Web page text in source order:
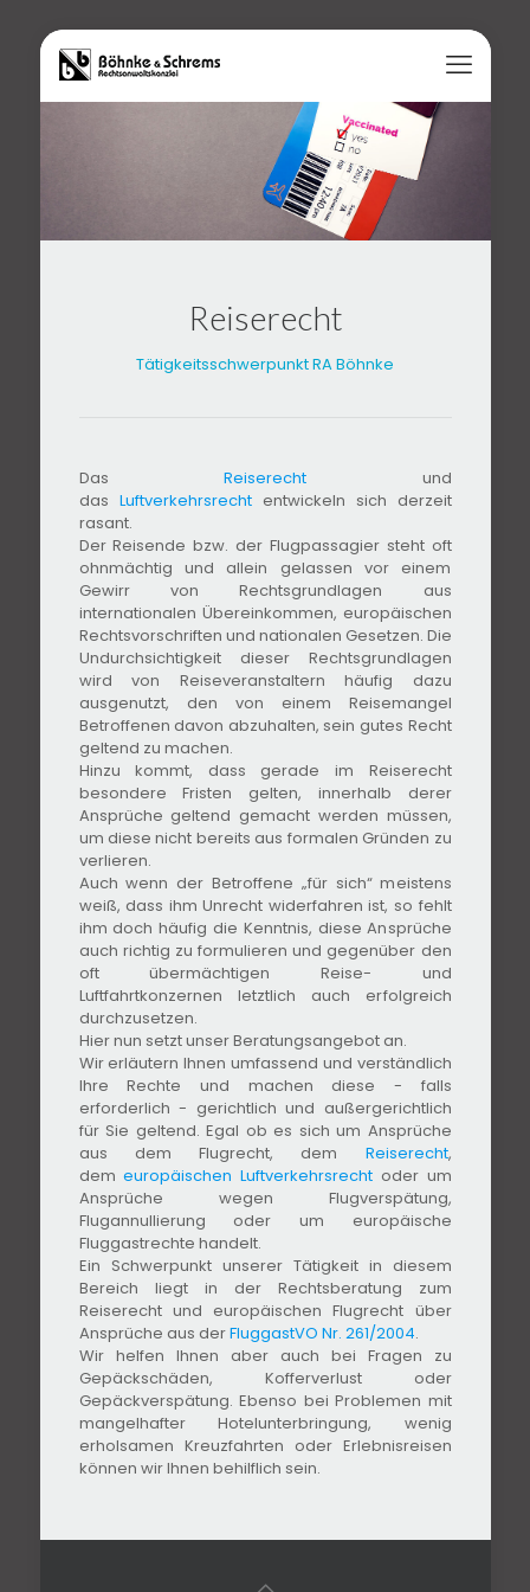
Reiserecht
Tätigkeitsschwerpunkt RA Böhnke
Das Reiserecht und
das Luftverkehrsrechtentwickeln sich derzeit
rasant.
Der Reisende bzw. der Flugpassagier steht oft
ohnmächtig und allein gelassen vor einem
Gewirr von Rechtsgrundlagen aus
internationalen Übereinkommen, europäischen
Rechtsvorschriften und nationalen Gesetzen. Die
Undurchsichtigkeit dieser Rechtsgrundlagen
wird von Reiseveranstaltern häufig dazu
ausgenutzt, den von einem Reisemangel
Betroffenen davon abzuhalten, sein gutes Recht
geltend zu machen.
Hinzu kommt, dass gerade im Reiserecht
besondere Fristen gelten, innerhalb derer
Ansprüche geltend gemacht werden müssen,
um diese nicht bereits aus formalen Gründen zu
verlieren.
Auch wenn der Betroffene „für sich“ meistens
weiß, dass ihm Unrecht widerfahren ist, so fehlt
ihm doch häufig die Kenntnis, diese Ansprüche
auch richtig zu formulieren und gegenüber den
oft übermächtigen Reise- und
Luftfahrtkonzernen letztlich auch erfolgreich
durchzusetzen.
Hier nun setzt unser Beratungsangebot an.
Wir erläutern Ihnen umfassend und verständlich
Ihre Rechte und machen diese - falls
erforderlich - gerichtlich und außergerichtlich
für Sie geltend. Egal ob es sich um Ansprüche
aus dem Flugrecht, dem Reiserecht,
demeuropäischen Luftverkehrsrecht oder um
Ansprüche wegen Flugverspätung,
Flugannullierung oder um europäische
Fluggastrechte handelt.
Ein Schwerpunkt unserer Tätigkeit in diesem
Bereich liegt in der Rechtsberatung zum
Reiserecht und europäischen Flugrecht über
Ansprüche aus derFluggastVO Nr. 261/2004.
Wir helfen Ihnen aber auch bei Fragen zu
Gepäckschäden, Kofferverlust oder
Gepäckverspätung. Ebenso bei Problemen mit
mangelhafter Hotelunterbringung, wenig
erholsamen Kreuzfahrten oder Erlebnisreisen
können wir Ihnen behilflich sein.